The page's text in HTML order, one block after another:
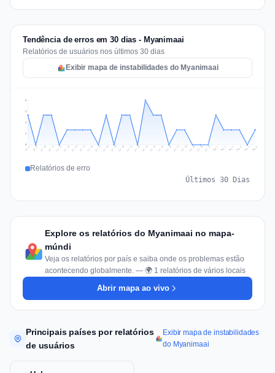
Tendência de erros em 30 dias - Myanimaai
Relatórios de usuários nos últimos 30 dias
Exibir mapa de instabilidades do Myanimaai
1
2
2
3
Jul 8 Jul 9 Jul 10 Jul 11 Jul 12 Jul 13 Jul 14 Jul 15 Jul 16 Jul 17 Jul 18 Jul 19 Jul 20 Jul 21 Jul 22 Jul 23 Jul 24 Jul 25 Jul 26 Jul 27 Jul 28 Jul 29 Jul 30 Jul 31 Aug 1 Aug 2 Aug 3 Aug 4 Aug 5 Aug 6
Relatórios de erro
Últimos 30 Dias
Explore os relatórios do Myanimaai no mapa-
múndi
Veja os relatórios por país e saiba onde os problemas estão
acontecendo globalmente. — 🌍 1 relatórios de vários locais
Abrir mapa ao vivo
Principais países por relatórios
de usuários
Exibir mapa de instabilidades
do Myanimaai